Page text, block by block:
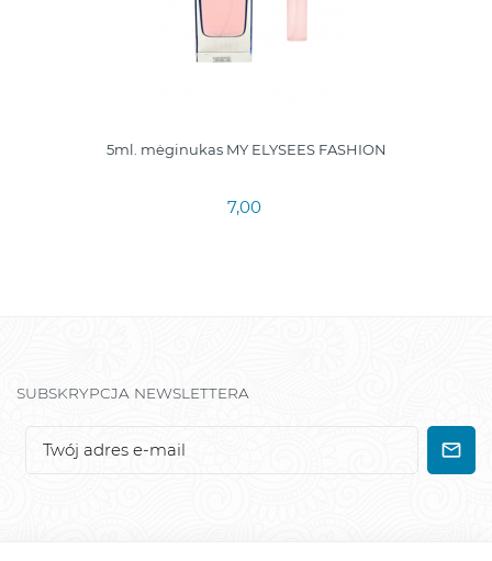
5ml. mėginukas MY ELYSEES FASHION
7,00
SUBSKRYPCJA NEWSLETTERA